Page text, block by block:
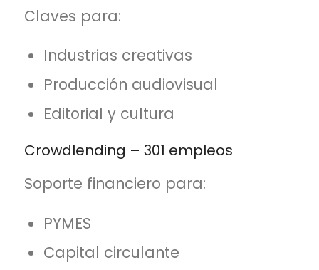
Claves para:
Industrias creativas
Producción audiovisual
Editorial y cultura
Crowdlending – 301 empleos
Soporte financiero para:
PYMES
Capital circulante